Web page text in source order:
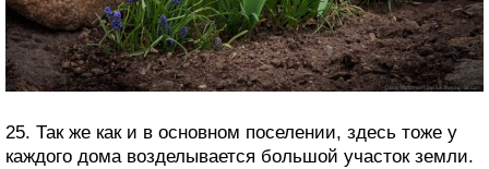
25. Так же как и в основном поселении, здесь тоже у
каждого дома возделывается большой участок земли.